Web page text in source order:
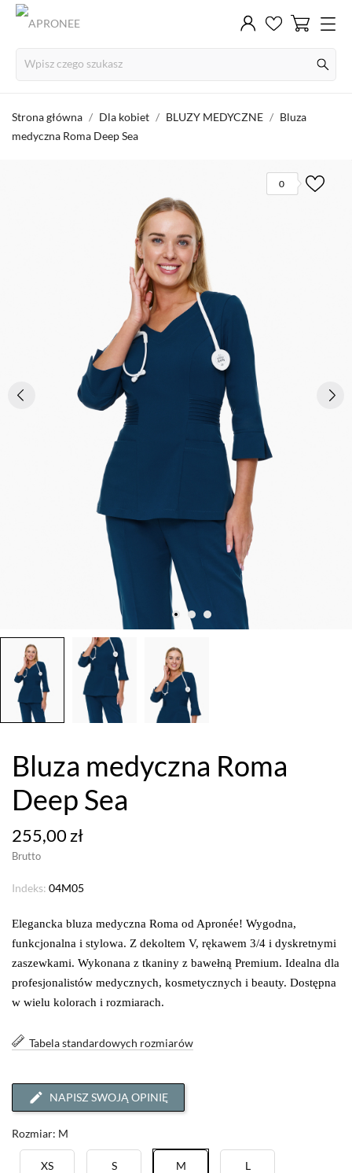
Strona główna Dla kobiet BLUZY MEDYCZNE
Bluza
medyczna Roma Deep Sea
0
Bluza medyczna Roma
Deep Sea
255,00 zł
Brutto
Indeks: 04M05
Elegancka bluza medyczna Roma od Apronée! Wygodna,
funkcjonalna i stylowa. Z dekoltem V, rękawem 3/4 i dyskretnymi
zaszewkami. Wykonana z tkaniny z bawełną Premium. Idealna dla
profesjonalistów medycznych, kosmetycznych i beauty. Dostępna
w wielu kolorach i rozmiarach.
Tabela standardowych rozmiarów
NAPISZ SWOJĄ OPINIĘ
Rozmiar: M
XS S M L